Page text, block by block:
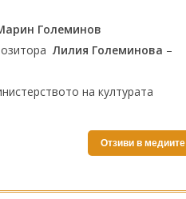
Големинов
Лилия Големинова –
на културата
Отзиви в медиите